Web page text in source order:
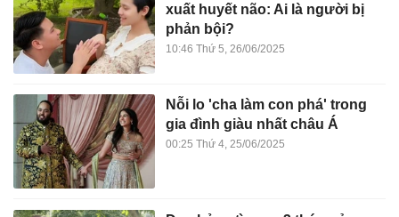
xuất huyết não: Ai là người bị
phản bội?
10:46 Thứ 5, 26/06/2025
Nỗi lo 'cha làm con phá' trong
gia đình giàu nhất châu Á
00:25 Thứ 4, 25/06/2025